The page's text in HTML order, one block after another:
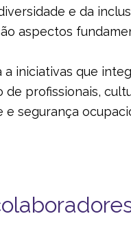
e da
aspectos
iniciativas que
profissionais,
segurança